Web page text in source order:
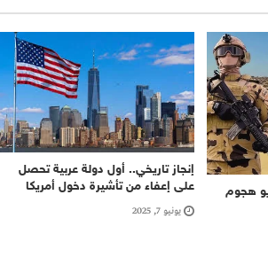
هجوم
إنجاز تاريخي.. أول دولة عربية تحصل
على إعفاء من تأشيرة دخول أمريكا
يونيو 7, 2025